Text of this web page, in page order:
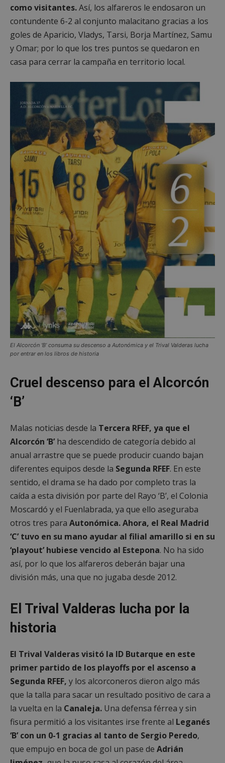
como visitantes.Así, los alfareros le endosaron un
contundente 6-2 al conjunto malacitano gracias a los
goles de Aparicio, Vladys, Tarsi, Borja Martínez, Samu
y Omar; por lo que los tres puntos se quedaron en
casa para cerrar la campaña en territorio local.
El Alcorcón ‘B’ consuma su descenso a Autonómica y el Trival Valderas lucha
por entrar en los libros de historia
Cruel descenso para el Alcorcón
‘B’
Malas noticias desde la Tercera RFEF, ya que el
Alcorcón ‘B’ ha descendido de categoría debido al
anual arrastre que se puede producir cuando bajan
diferentes equipos desde la Segunda RFEF. En este
sentido, el drama se ha dado por completo tras la
caída a esta división por parte del Rayo ‘B’, el Colonia
Moscardó y el Fuenlabrada, ya que ello aseguraba
otros tres para Autonómica. Ahora, el Real Madrid
‘C’ tuvo en su mano ayudar al filial amarillo si en su
‘playout’ hubiese vencido al Estepona. No ha sido
así, por lo que los alfareros deberán bajar una
división más, una que no jugaba desde 2012.
El Trival Valderas lucha por la
historia
El Trival Valderas visitó la ID Butarque en este
primer partido de los playoffs por el ascenso a
Segunda RFEF, y los alcorconeros dieron algo más
que la talla para sacar un resultado positivo de cara a
la vuelta en la Canaleja. Una defensa férrea y sin
fisura permitió a los visitantes irse frente al Leganés
‘B’ con un 0-1 gracias al tanto de Sergio Peredo,
que empujo en boca de gol un pase de Adrián